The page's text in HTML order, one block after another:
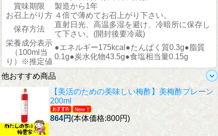
賞味期限
製造から1年
お召上がり方 ４倍で薄めてお召上がり下さい。
保存方法
直射日光、高温多湿を避け、冷暗所に保存し
て下さい。(開封後要冷蔵)
栄養成分表示
（100ml当
り）※推定値
●エネルギー175kcal●たんぱく質0.3g●脂質
0.1g●炭水化物43.5g●食塩相当量0.15g
他おすすめ商品
【美活のための美味しい梅酢】 美梅酢プレーン
200ml
864円 (本体価格:800円)